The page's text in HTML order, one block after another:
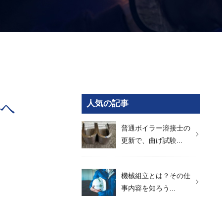
人気の記事
普通ボイラー溶接士の
更新で、曲げ試験...
機械組立とは？その仕
事内容を知ろう...